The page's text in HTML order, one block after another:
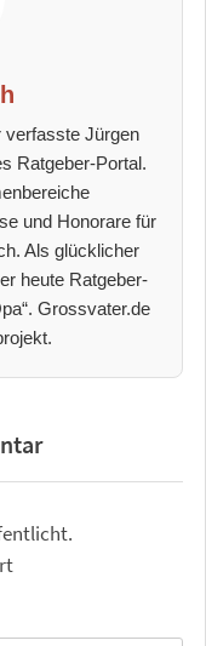
verfasste Jürgen
Ratgeber-Portal.
und Honorare für
Als glücklicher
heute Ratgeber-
Grossvater.de